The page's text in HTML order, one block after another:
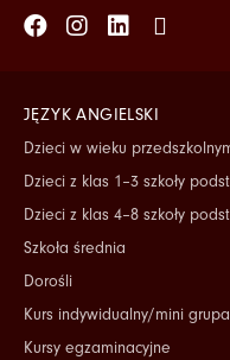
Facebook
Instagram
Linkedin
Tiktok
JĘZYK ANGIELSKI
Dzieci w wieku
Dzieci z klas 1–3 szkoły
Dzieci z klas 4–8 szkoły
Szkoła średnia
Dorośli
Kurs indywidualny/mini grupa
Kursy egzaminacyjne